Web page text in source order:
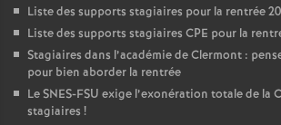
Liste des supports stagiaires pour la rentrée
Liste des supports stagiaires CPE pour la
Stagiaires dans l’académie de Clermont :
pour bien aborder la rentrée
Le SNES-FSU exige l’exonération totale de la
stagiaires !